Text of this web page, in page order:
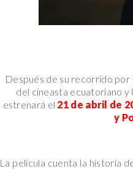
Después de su recorrido
del cineasta ecuatoriano y
estrenará el 21 de abril de
y
La película cuenta la historia